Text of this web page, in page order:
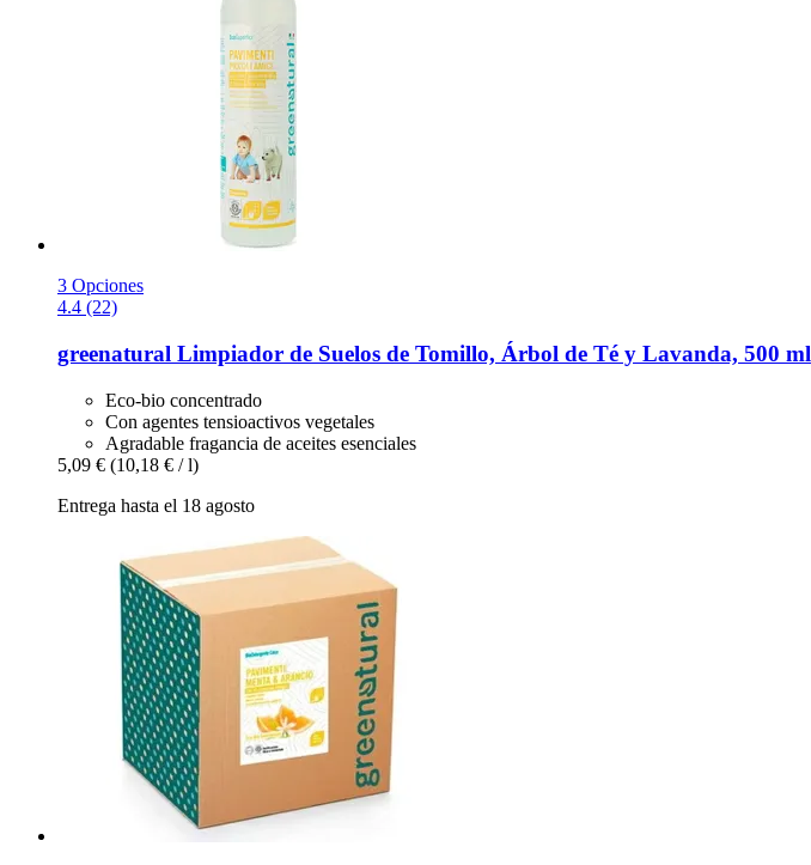
3 Opciones
4.4 (22)
greenatural Limpiador de Suelos de Tomillo, Árbol de Té y Lavanda, 500 ml
Eco-bio concentrado
Con agentes tensioactivos vegetales
Agradable fragancia de aceites esenciales
5,09 € (10,18 € / l)
Entrega hasta el 18 agosto